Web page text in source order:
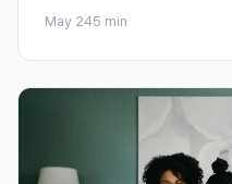
May 245 min